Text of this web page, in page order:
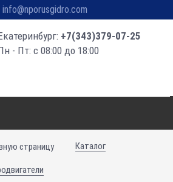
info@nporusgidro.com
+7(343)379-07-25
- Пт: с 08:00 до 18:00
Каталог